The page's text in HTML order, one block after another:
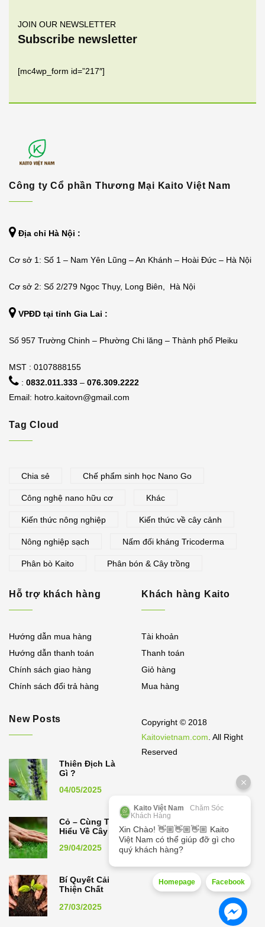
JOIN OUR NEWSLETTER
Subscribe newsletter
[mc4wp_form id=”217″]
Công ty Cổ phần Thương Mại Kaito Việt Nam
Địa chỉ Hà Nội :
Cơ sở 1: Số 1 – Nam Yên Lũng – An Khánh – Hoài Đức – Hà Nội
Cơ sở 2: Số 2/279 Ngọc Thụy, Long Biên, Hà Nội
VPĐD tại tỉnh Gia Lai :
Số 957 Trường Chinh – Phường Chi lăng – Thành phố Pleiku
MST : 0107888155
: 0832.011.333 – 076.309.2222
Email: hotro.kaitovn@gmail.com
Tag Cloud
Chia sẻ Chế phẩm sinh học Nano Go
Công nghệ nano hữu cơ Khác
Kiến thức nông nghiệp Kiến thức về cây cảnh
Nông nghiệp sạch Nấm đối kháng Tricoderma
Phân bò Kaito Phân bón & Cây trồng
Hỗ trợ khách hàng
Hướng dẫn mua hàng
Hướng dẫn thanh toán
Chính sách giao hàng
Chính sách đổi trả hàng
New Posts
Thiên Địch Là
Gì ?
04/05/2025
Cỏ – Cùng Tìm
Hiểu Về Cây Cỏ
29/04/2025
Bí Quyết Cải
Thiện Chất
Nâng Cao Năng
27/03/2025
Khách hàng Kaito
Tài khoản
Thanh toán
Giỏ hàng
Mua hàng
Copyright © 2018
Kaitovietnam.com . All Right
Reserved
Kaito Việt Nam
Chăm Sóc
Khách Hàng
Xin Chào! 👋🏼👋🏼👋🏼 Kaito
Việt Nam có thể giúp đỡ gì cho
quý khách hàng?
Homepage Facebook